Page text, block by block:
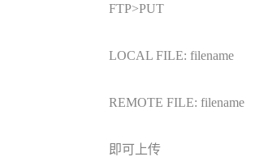
FTP>PUT
LOCAL FILE: filename
REMOTE FILE: filename
即可上传